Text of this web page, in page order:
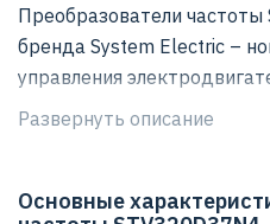
Преобразователи частоты
бренда System Electric –
управления
Применение технологии
скорости, позволяет
управление такими
Развернуть описание
Основные